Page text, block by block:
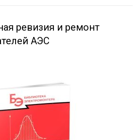
Акции и скидки
ревизия и ремонт
АЭС